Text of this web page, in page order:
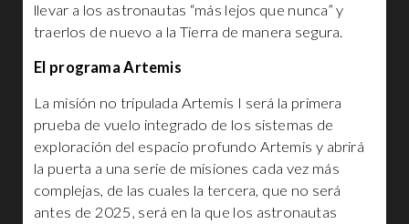
llevar a los astronautas “más lejos que nunca” y
traerlos de nuevo a la Tierra de manera segura.
El programa Artemis
La misión no tripulada Artemis I será la primera
prueba de vuelo integrado de los sistemas de
exploración del espacio profundo Artemis y abrirá
la puerta a una serie de misiones cada vez más
complejas, de las cuales la tercera, que no será
antes de 2025, será en la que los astronautas